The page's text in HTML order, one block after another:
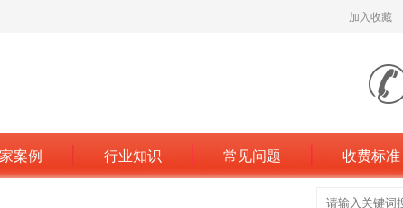
加入收藏 |
案例 行业知识 常见问题 收费标准